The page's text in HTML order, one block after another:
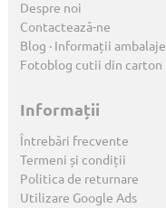
Despre noi
Contactează-ne
Blog · Informații ambalaje
Fotoblog cutii din carton
Informații
Întrebări frecvente
Termeni și condiții
Politica de returnare
Utilizare Google Ads